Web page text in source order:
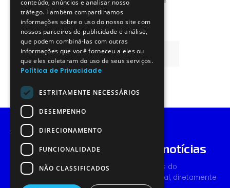
Todos os Eventos
MANTENHA-SE INFORMADO
Subscreva e receba todas as notícias
Receba as novidades, eventos e tendências do
ecossistema de semicondutores em Portugal, diretamente
conteúdo, anúncios e analisar nosso
tráfego. Também compartilhamos
informações sobre o uso do nosso site com
nossos parceiros de publicidade e análise,
que podem combiná-las com outras
informações que você forneceu a eles ou
que eles coletaram do uso de seus serviços.
Política de Privacidade
ESTRITAMENTE NECESSÁRIOS
DESEMPENHO
DIRECIONAMENTO
FUNCIONALIDADE
NÃO CLASSIFICADOS